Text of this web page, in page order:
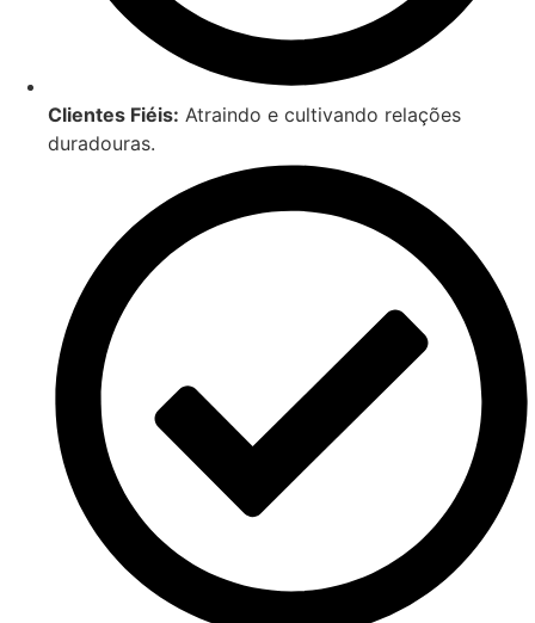
Clientes Fiéis: Atraindo e cultivando relações
duradouras.